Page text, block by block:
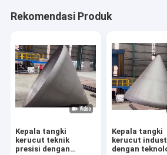
Rekomendasi Produk
Kepala tangki
kerucut teknik
presisi dengan
Kepala tangki
kerucut
dengan